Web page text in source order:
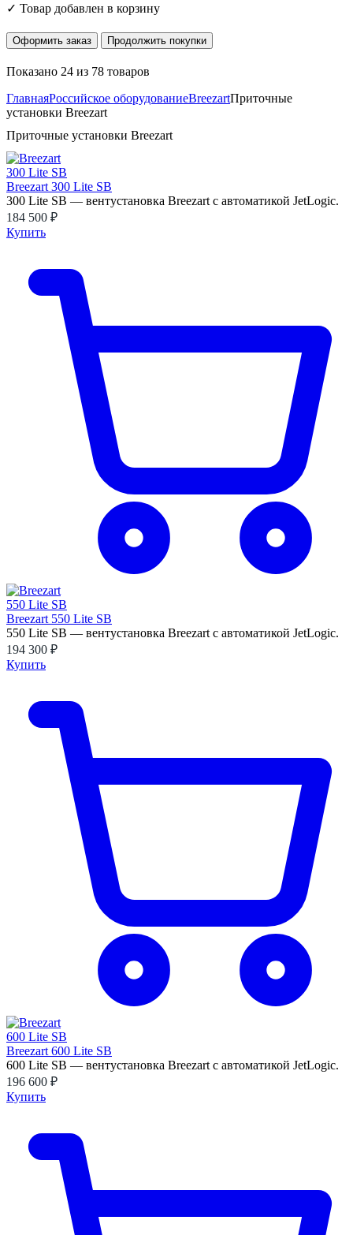
✓ Товар добавлен в корзину
Оформить заказ Продолжить покупки
Показано 24 из 78 товаров
ГлавнаяРоссийское оборудованиеBreezartПриточные
установки Breezart
Приточные установки Breezart
Breezart 300 Lite SB
300 Lite SB — вентустановка Breezart с автоматикой JetLogic.
184 500 ₽
Купить
Breezart 550 Lite SB
550 Lite SB — вентустановка Breezart с автоматикой JetLogic.
194 300 ₽
Купить
Breezart 600 Lite SB
600 Lite SB — вентустановка Breezart с автоматикой JetLogic.
196 600 ₽
Купить